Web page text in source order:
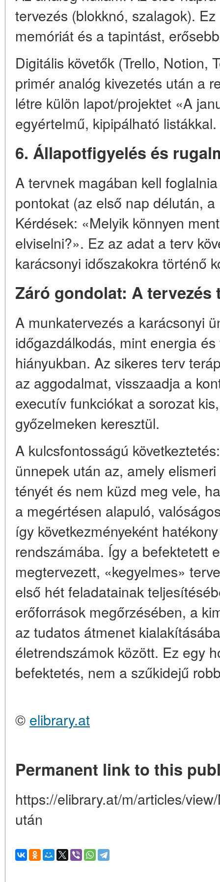
tervezés (blokknó, szalagok).
memóriát és a tapintást,
Digitális követők (Trello, Notion,
primér analóg kivezetés után a
létre külön lapot/projektet «A
egyértelmű, kipipálható listákkal.
6. Állapotfigyelés és
A tervnek magában kell
pontokat (az első nap délután,
Kérdések: «Melyik könnyen
elviselni?». Ez az adat a terv
karácsonyi időszakokra történő
Záró gondolat: A tervezés
A munkatervezés a karácsonyi
időgazdálkodás, mint energia
hiányukban. Az sikeres terv
az aggodalmat, visszaadja a
executív funkciókat a sorozat
győzelmeken keresztül.
A kulcsfontosságú
ünnepek után az, amely
tényét és nem küzd meg vele,
a megértésen alapuló,
így következményeként
rendszámába. Így a befektetett
megtervezett, «kegyelmes»
első hét feladatainak
erőforrások megőrzésében, a
az tudatos átmenet
életrendszámok között. Ez egy
befektetés, nem a szűkidejű
© elibrary.at
Permanent link to this
https://elibrary.at/m/articles/
után